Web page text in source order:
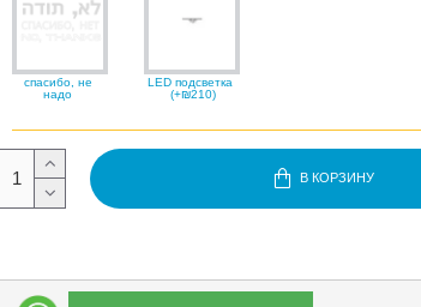
спасибо, не
надо
LED подсветка
(+₪210)
В КОРЗИНУ